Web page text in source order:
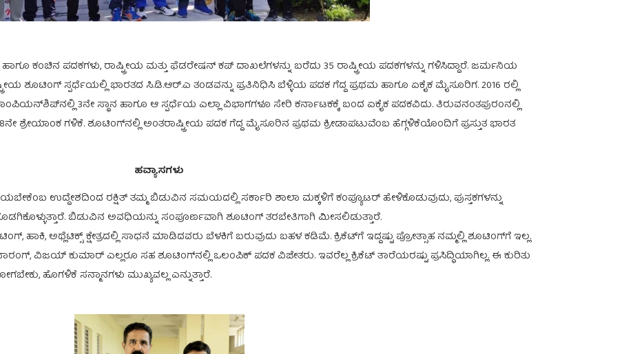
ಹಾಗೂ ಕಂಚಿನ ಪದಕಗಳು, ರಾಷ್ಟ್ರೀಯ ಮತ್ತು ಫೆಡರೇಷನ್ ಕಪ್ ದಾಖಲೆಗಳನ್ನು ಬರೆದು 35 ರಾಷ್ಟ್ರೀಯ ಪದಕಗಳನ್ನು ಗಳಿಸಿದ್ದಾರೆ. ಜರ್ಮನಿಯ
ಶೂಟಿಂಗ್ ಸ್ಪರ್ಧೆಯಲ್ಲಿ ಭಾರತದ ಸಿ.ಡಿ.ಆರ್.ಎ ತಂಡವನ್ನು ಪ್ರತಿನಿಧಿಸಿ ಬೆಳ್ಳಿಯ ಪದಕ ಗೆದ್ದ ಪ್ರಥಮ ಹಾಗೂ ಏಕೈಕ ಮೈಸೂರಿಗ. 2016 ರಲ್ಲಿ
3ನೇ ಸ್ಥಾನ ಹಾಗೂ ಆ ಸ್ಪರ್ಧೆಯ ಎಲ್ಲಾ ವಿಭಾಗಗಳೂ ಸೇರಿ ಕರ್ನಾಟಕಕ್ಕೆ ಬಂದ ಏಕೈಕ ಪದಕವಿದು. ತಿರುವನಂತಪುರಂನಲ್ಲಿ
ಗಳಿಕೆ. ಶೂಟಿಂಗ್‌ನಲ್ಲಿ ಅಂತರಾಷ್ಟ್ರೀಯ ಪದಕ ಗೆದ್ದ ಮೈಸೂರಿನ ಪ್ರಥಮ ಕ್ರೀಡಾಪಟುವೆಂಬ ಹೆಗ್ಗಳಿಕೆಯೊಂದಿಗೆ ಪ್ರಸ್ತುತ ಭಾರತ
ಹವ್ಯಾಸಗಳು
ಉದ್ದೇಶದಿಂದ ರಕ್ಷಿತ್ ತಮ್ಮ ಬಿಡುವಿನ ಸಮಯದಲ್ಲಿ ಸರ್ಕಾರಿ ಶಾಲಾ ಮಕ್ಕಳಿಗೆ ಕಂಪ್ಯೂಟರ್ ಹೇಳಿಕೊಡುವುದು, ಪುಸ್ತಕಗಳನ್ನು
ಬಿಡುವಿನ ಅವಧಿಯನ್ನು ಸಂಪೂರ್ಣವಾಗಿ ಶೂಟಿಂಗ್ ತರಬೇತಿಗಾಗಿ ಮೀಸಲಿಡುತ್ತಾರೆ.
ಹಾಕಿ, ಅಥ್ಲೆಟಿಕ್ಸ್ ಕ್ಷೇತ್ರದಲ್ಲಿ ಸಾಧನೆ ಮಾಡಿದವರು ಬೆಳಕಿಗೆ ಬರುವುದು ಬಹಳ ಕಡಿಮೆ. ಕ್ರಿಕೆಟ್‌ಗೆ ಇದ್ದಷ್ಟು ಪ್ರೋತ್ಸಾಹ ನಮ್ಮಲ್ಲಿ ಶೂಟಿಂಗ್‌ಗೆ ಇಲ್ಲ.
ವಿಜಯ್ ಕುಮಾರ್ ಎಲ್ಲರೂ ಸಹ ಶೂಟಿಂಗ್‌ನಲ್ಲಿ ಒಲಂಪಿಕ್ ಪದಕ ವಿಜೇತರು. ಇವರೆಲ್ಲ ಕ್ರಿಕೆಟ್ ತಾರೆಯರಷ್ಟು ಪ್ರಸಿದ್ಧಿಯಾಗಿಲ್ಲ. ಈ ಕುರಿತು
ಹೊಗಳಿಕೆ ಸನ್ಮಾನಗಳು ಮುಖ್ಯವಲ್ಲ ಎನ್ನುತ್ತಾರೆ.